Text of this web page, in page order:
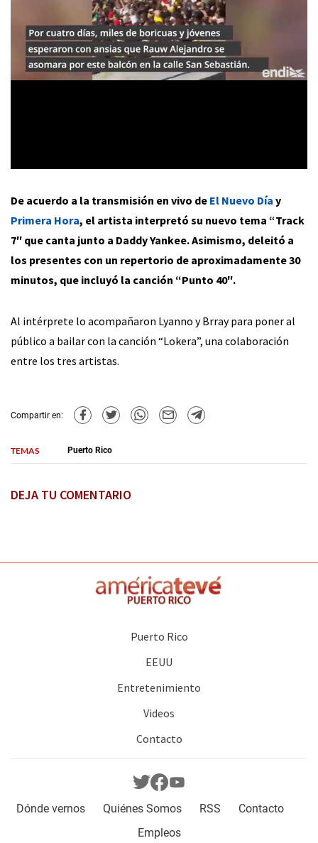
De acuerdo a la transmisión en vivo de El Nuevo Día y
Primera Hora, el artista interpretó su nuevo tema “Track
7″ que canta junto a Daddy Yankee. Asimismo, deleitó a
los presentes con un repertorio de aproximadamente 30
minutos, que incluyó la canción “Punto 40″.
Al intérprete lo acompañaron Lyanno y Brray para poner al
público a bailar con la canción “Lokera”, una colaboración
entre los tres artistas.
Compartir en:
TEMAS Puerto Rico
DEJA TU COMENTARIO
Puerto Rico
EEUU
Entretenimiento
Videos
Contacto
Dónde vernos Quiénes Somos RSS
Contacto
Empleos